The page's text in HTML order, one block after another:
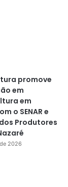
promove
em
em
o SENAR e
Produtores
2026